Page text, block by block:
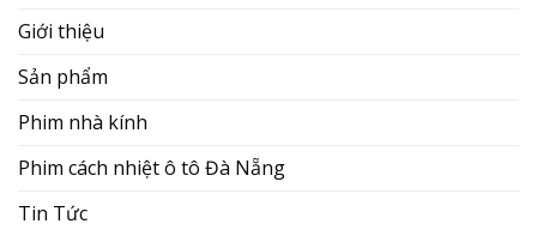
Giới thiệu
Sản phẩm
Phim nhà kính
Phim cách nhiệt ô tô Đà Nẵng
Tin Tức